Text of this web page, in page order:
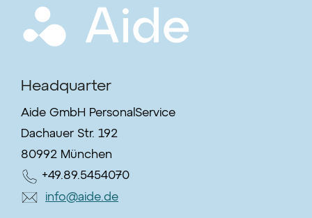
Headquarter
Aide GmbH PersonalService
Dachauer Str. 192
80992 München
+49.89.5454070
info@aide.de